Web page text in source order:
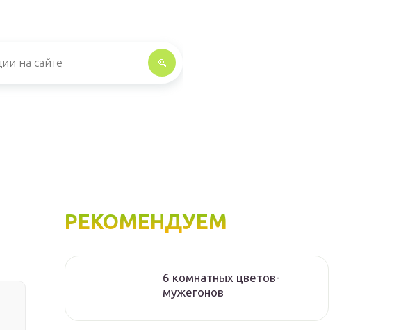
РЕКОМЕНДУЕМ
6 комнатных цветов-
мужегонов